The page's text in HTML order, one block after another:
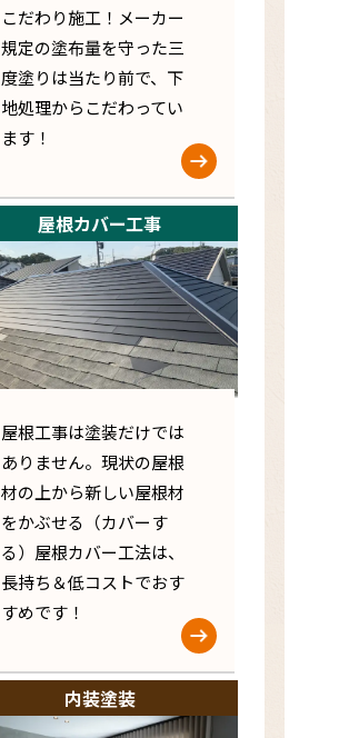
こだわり施工！メーカー
規定の塗布量を守った三
度塗りは当たり前で、下
地処理からこだわってい
ます！
屋根カバー工事
屋根工事は塗装だけでは
ありません。現状の屋根
材の上から新しい屋根材
をかぶせる（カバーす
る）屋根カバー工法は、
長持ち＆低コストでおす
すめです！
内装塗装